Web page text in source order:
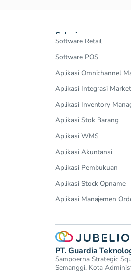
Solusi
Software Retail
Software POS
Aplikasi Omnichannel
Aplikasi Integrasi
Aplikasi Inventory
Aplikasi Stok Barang
Aplikasi WMS
Aplikasi Akuntansi
Aplikasi Pembukuan
Aplikasi Stock Opname
Aplikasi Manajemen
PT. Guardia
Sampoerna Strategic
Semanggi, Kota